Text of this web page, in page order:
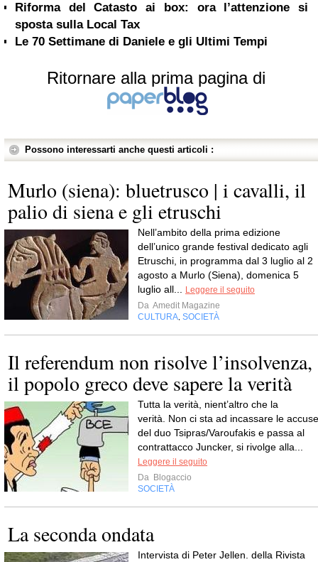
Riforma del Catasto ai box: ora l’attenzione si
sposta sulla Local Tax
Le 70 Settimane di Daniele e gli Ultimi Tempi
Ritornare alla prima pagina di
Possono interessarti anche questi articoli :
Murlo (siena): bluetrusco | i cavalli, il
palio di siena e gli etruschi
Nell’ambito della prima edizione
dell’unico grande festival dedicato agli
Etruschi, in programma dal 3 luglio al 2
agosto a Murlo (Siena), domenica 5
luglio all... Leggere il seguito
Da Amedit Magazine
CULTURA, SOCIETÀ
Il referendum non risolve l’insolvenza,
il popolo greco deve sapere la verità
Tutta la verità, nient’altro che la
verità. Non ci sta ad incassare le accuse
del duo Tsipras/Varoufakis e passa al
contrattacco Juncker, si rivolge alla...
Leggere il seguito
Da Blogaccio
SOCIETÀ
La seconda ondata
Intervista di Peter Jellen. della Rivista